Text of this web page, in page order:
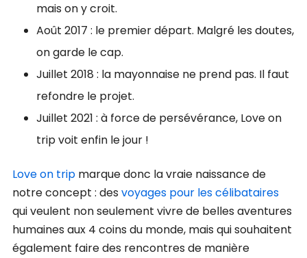
mais on y croit.
Août 2017 : le premier départ. Malgré les doutes,
on garde le cap.
Juillet 2018 : la mayonnaise ne prend pas. Il faut
refondre le projet.
Juillet 2021 : à force de persévérance, Love on
trip voit enfin le jour !
Love on trip marque donc la vraie naissance de
notre concept : des voyages pour les célibataires
qui veulent non seulement vivre de belles aventures
humaines aux 4 coins du monde, mais qui souhaitent
également faire des rencontres de manière